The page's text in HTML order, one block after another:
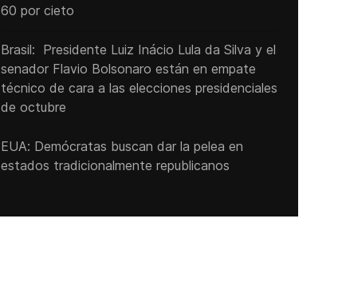
60 por cieto
Brasil: Presidente Luiz Inácio Lula da Silva y el
senador Flavio ‌Bolsonaro están en empate
técnico de cara a las ‌elecciones presidenciales
de octubre
EUA: Demócratas buscan dar la pelea en
estados tradicionalmente republicanos